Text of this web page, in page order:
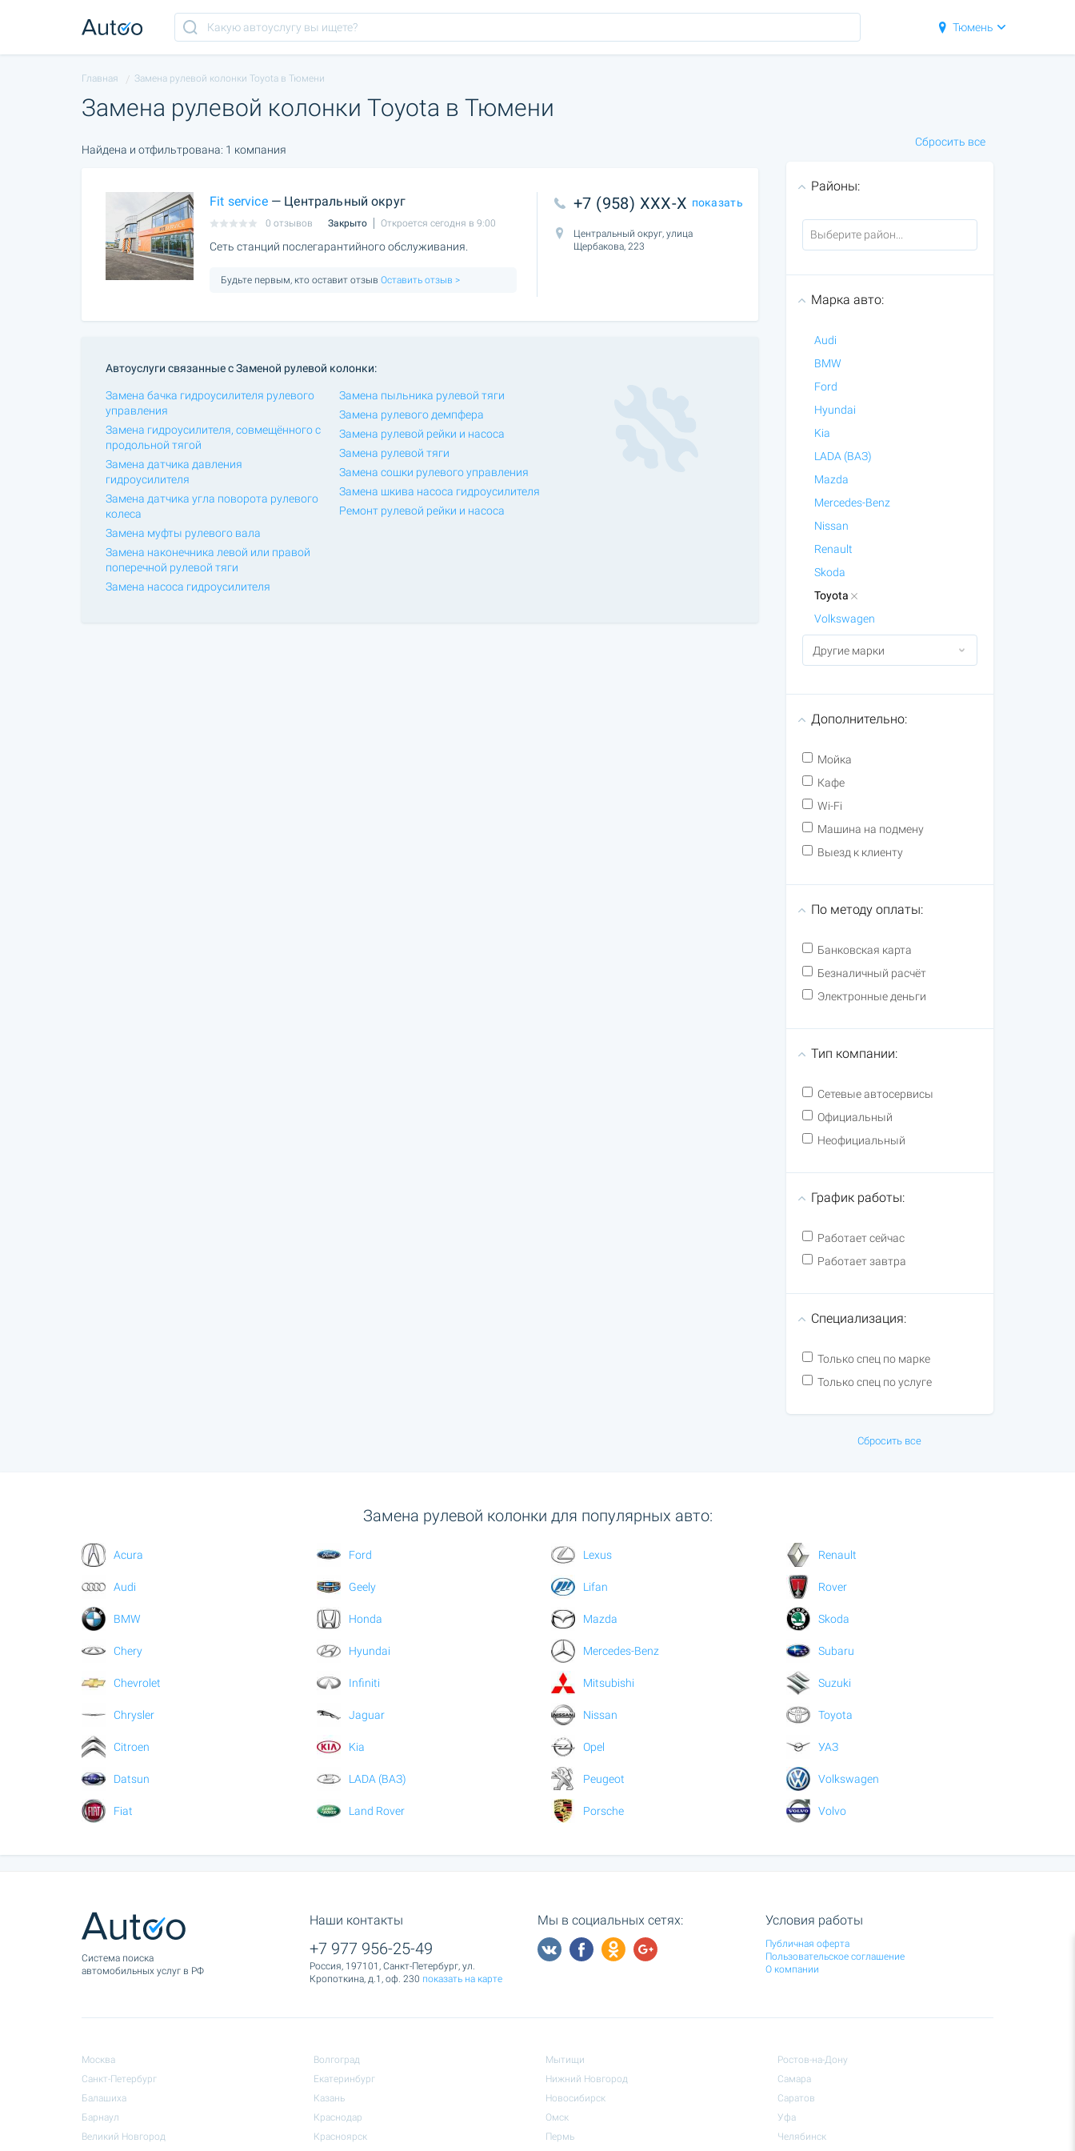
Тюмень
Главная Замена рулевой колонки Toyota в Тюмени
Замена рулевой колонки Toyota в Тюмени
Найдена и отфильтрована: 1 компания
Fit service— Центральный округ
0 отзывов Закрыто Откроется сегодня в 9:00
Сеть станций послегарантийного обслуживания.
Будьте первым, кто оставит отзыв Оставить отзыв >
+7 (958) XXX-X показать
Центральный округ, улица
Щербакова, 223
Автоуслуги связанные с Заменой рулевой колонки:
Замена бачка гидроусилителя рулевого
управления
Замена гидроусилителя, совмещённого с
продольной тягой
Замена датчика давления
гидроусилителя
Замена датчика угла поворота рулевого
колеса
Замена муфты рулевого вала
Замена наконечника левой или правой
поперечной рулевой тяги
Замена насоса гидроусилителя
Замена пыльника рулевой тяги
Замена рулевого демпфера
Замена рулевой рейки и насоса
Замена рулевой тяги
Замена сошки рулевого управления
Замена шкива насоса гидроусилителя
Ремонт рулевой рейки и насоса
Сбросить все
Районы:
Марка авто:
Audi
BMW
Ford
Hyundai
Kia
LADA (ВАЗ)
Mazda
Mercedes-Benz
Nissan
Renault
Skoda
Toyota
Volkswagen
Дополнительно:
Мойка
Кафе
Wi-Fi
Машина на подмену
Выезд к клиенту
По методу оплаты:
Банковская карта
Безналичный расчёт
Электронные деньги
Тип компании:
Сетевые автосервисы
Официальный
Неофициальный
График работы:
Работает сейчас
Работает завтра
Специализация:
Только спец по марке
Только спец по услуге
Сбросить все
Замена рулевой колонки для популярных авто:
Acura
Audi
BMW
Chery
Chevrolet
Chrysler
Citroen
Datsun
Fiat
Ford
Geely
Honda
Hyundai
Infiniti
Jaguar
Kia
LADA (ВАЗ)
Land Rover
Lexus
Lifan
Mazda
Mercedes-Benz
Mitsubishi
Nissan
Opel
Peugeot
Porsche
Renault
Rover
Skoda
Subaru
Suzuki
Toyota
УАЗ
Volkswagen
Volvo
Cистема поиска
автомобильных услуг в РФ
Наши контакты
+7 977 956-25-49
Россия, 197101, Санкт-Петербург, ул.
Кропоткина, д.1, оф. 230 показать на карте
Мы в социальных сетях: Условия работы
Публичная оферта
Пользовательское соглашение
О компании
Москва
Санкт-Петербург
Балашиха
Барнаул
Великий Новгород
Волгоград
Екатеринбург
Казань
Краснодар
Красноярск
Мытищи
Нижний Новгород
Новосибирск
Омск
Пермь
Ростов-на-Дону
Самара
Саратов
Уфа
Челябинск